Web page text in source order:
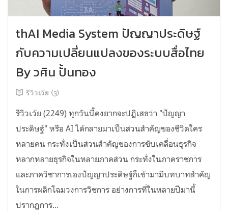
thAI Media System ปัญญาประดิษฐ์
กับความเปลี่ยนแปลงของระบบสื่อไทย
By วศิน ปั้นทอง
รีวิวเว้ย (3)
รีวิวเว้ย (2249) ทุกวันนี้คงยากจะปฏิเสธว่า "ปัญญา
ประดิษฐ์" หรือ AI ได้กลายมาเป็นส่วนสำคัญของชีวิตใคร
หลายคน กระทั่งเป็นส่วนสำคัญของการขับเคลื่อนธุรกิจ
หลากหลายธุรกิจในหลายภาคส่วน กระทั่งในภาคราชการ
และภาควิชาการเองปัญญาประดิษฐ์ก็เข้ามามีบทบาทสำคัญ
ในการผลิกโฉมวงการวิชการ อย่างการที่ในหลายปีมานี้
ปรากฏการ...